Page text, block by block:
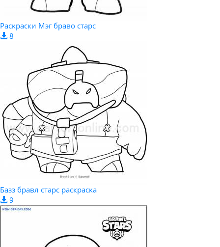
Раскраски Мэг браво старс
8
Базз бравл старс раскраска
9